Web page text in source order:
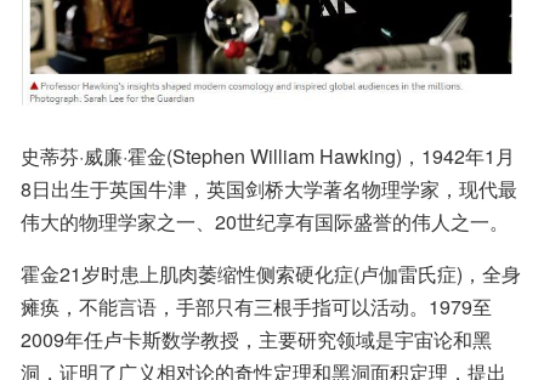
史蒂芬·威廉·霍金(Stephen William Hawking)，1942年1月
8日出生于英国牛津，英国剑桥大学著名物理学家，现代最
伟大的物理学家之一、20世纪享有国际盛誉的伟人之一。
霍金21岁时患上肌肉萎缩性侧索硬化症(卢伽雷氏症)，全身
瘫痪，不能言语，手部只有三根手指可以活动。1979至
2009年任卢卡斯数学教授，主要研究领域是宇宙论和黑
洞，证明了广义相对论的奇性定理和黑洞面积定理，提出